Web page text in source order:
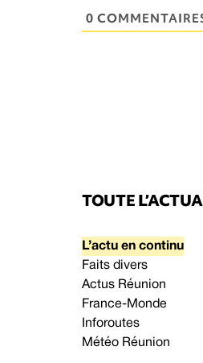
0
TOUTE
L’actu en continu
Faits divers
Actus Réunion
France-Monde
Inforoutes
Météo Réunion